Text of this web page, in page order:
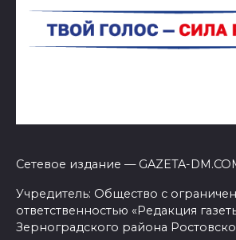
Сетевое издание — GAZETA-
Учредитель: Общество с
ответственностью «Редакция
Зерноградского района